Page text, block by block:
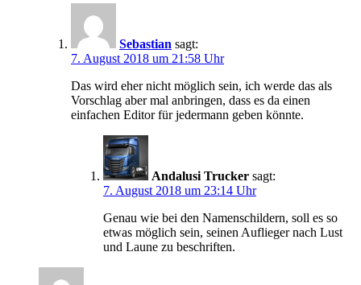
Sebastian sagt:
7. August 2018 um 21:58 Uhr
Das wird eher nicht möglich sein, ich werde das als
Vorschlag aber mal anbringen, dass es da einen
einfachen Editor für jedermann geben könnte.
Andalusi Trucker sagt:
7. August 2018 um 23:14 Uhr
Genau wie bei den Namenschildern, soll es so
etwas möglich sein, seinen Auflieger nach Lust
und Laune zu beschriften.